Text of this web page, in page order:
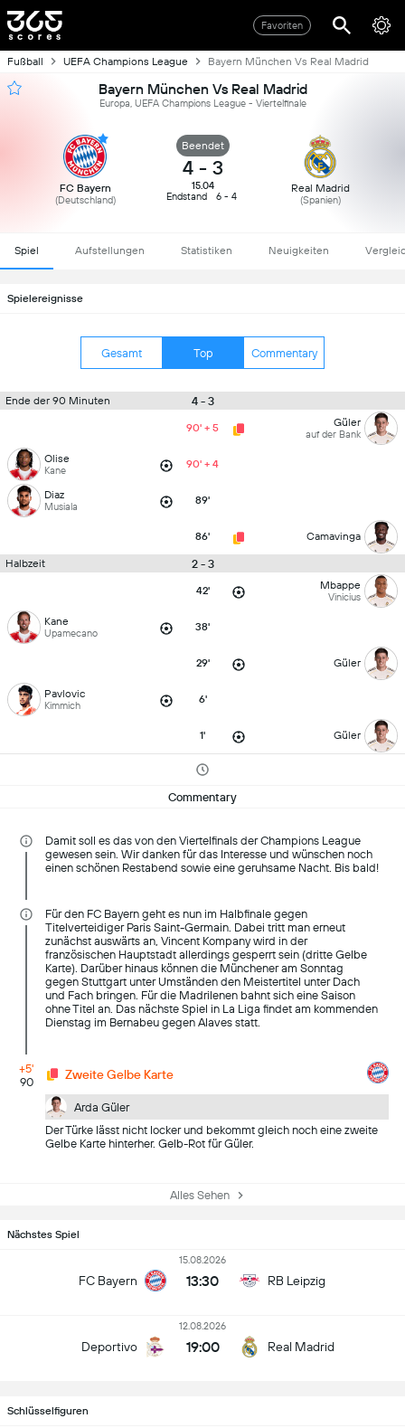
Favoriten
Fußball UEFA Champions League Bayern München Vs Real Madrid
Bayern München Vs Real Madrid
Europa, UEFA Champions League - Viertelfinale
FC Bayern
(Deutschland)
Beendet
4 - 3
15.04
Endstand
6 - 4
Real Madrid
(Spanien)
Spiel Aufstellungen Statistiken Neuigkeiten
Spielereignisse
Gesamt Top Commentary
Ende der 90 Minuten 4 - 3
90' + 5 Güler
auf der Bank
Olise
Kane 90' + 4
Diaz
Musiala 89'
86' Camavinga
Halbzeit 2 - 3
42' Mbappe
Vinicius
Kane
Upamecano 38'
29' Güler
Pavlovic
Kimmich 6'
1' Güler
Commentary
Damit soll es das von den Viertelfinals der Champions League
gewesen sein. Wir danken für das Interesse und wünschen noch
einen schönen Restabend sowie eine geruhsame Nacht. Bis bald!
Für den FC Bayern geht es nun im Halbfinale gegen
Titelverteidiger Paris Saint-Germain. Dabei tritt man erneut
zunächst auswärts an, Vincent Kompany wird in der
französischen Hauptstadt allerdings gesperrt sein (dritte Gelbe
Karte). Darüber hinaus können die Münchener am Sonntag
gegen Stuttgart unter Umständen den Meistertitel unter Dach
und Fach bringen. Für die Madrilenen bahnt sich eine Saison
ohne Titel an. Das nächste Spiel in La Liga findet am kommenden
Dienstag im Bernabeu gegen Alaves statt.
+5'
90
Zweite Gelbe Karte
Arda Güler
Der Türke lässt nicht locker und bekommt gleich noch eine zweite
Gelbe Karte hinterher. Gelb-Rot für Güler.
Alles Sehen
Nächstes Spiel
FC Bayern
15.08.2026
13:30 RB Leipzig
Deportivo
12.08.2026
19:00 Real Madrid
Schlüsselfiguren